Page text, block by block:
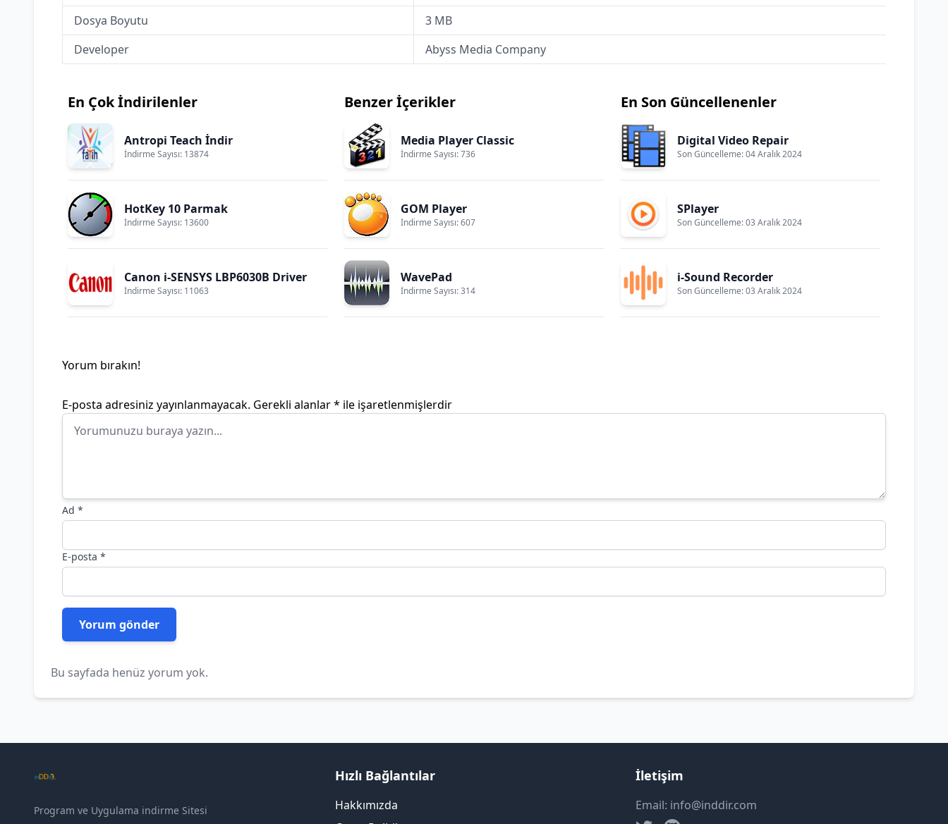
Dosya Boyutu
3 MB
Developer
Abyss Media Company
En Çok İndirilenler
Antropi Teach İndir
İndirme Sayısı: 13874
HotKey 10 Parmak
İndirme Sayısı: 13600
Canon i-SENSYS LBP6030B Driver
İndirme Sayısı: 11063
Benzer İçerikler
Media Player Classic
İndirme Sayısı: 736
GOM Player
İndirme Sayısı: 607
WavePad
İndirme Sayısı: 314
En Son Güncellenenler
Digital Video Repair
Son Güncelleme: 04 Aralık 2024
SPlayer
Son Güncelleme: 03 Aralık 2024
i-Sound Recorder
Son Güncelleme: 03 Aralık 2024
Yorum bırakın!
E-posta adresiniz yayınlanmayacak. Gerekli alanlar* ile işaretlenmişlerdir
Ad *
E-posta *
Bu sayfada henüz yorum yok.
Program ve Uygulama indirme Sitesi
Hızlı Bağlantılar
Hakkımızda
İletişim
Email: info@inddir.com